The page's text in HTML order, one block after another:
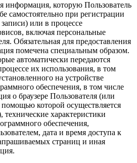
информация, которую Пользователь
самостоятельно при регистрации
или в процессе
включая персональные
Обязательная для предоставления
помечена специальным образом.
автоматически передаются
их использования, в том
на устройстве
обеспечения, в том числе
о браузере Пользователя (или
которой осуществляется
технические характеристики
обеспечения,
дата и время доступа к
страниц и иная